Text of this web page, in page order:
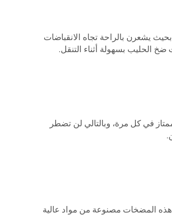
يشعرن بالراحة تجاه الانقباضات
الحليب بسهولة أثناء التنقل.
في كل مرة، وبالتالي لن تضطر
هذه المضخات مصنوعة من مواد عالية